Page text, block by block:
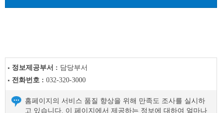
정보제공부서 : 담당부서
전화번호 : 032-320-3000
홈페이지의 서비스 품질 향상을 위해 만족도 조사를 실시하
고 있습니다. 이 페이지에서 제공하는 정보에 대하여 얼마나